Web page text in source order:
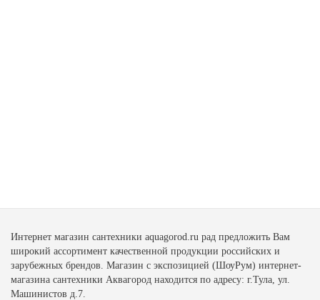
Интернет магазин сантехники aquagorod.ru рад предложить Вам
широкий ассортимент качественной продукции российских и
зарубежных брендов. Магазин с экспозицией (ШоуРум) интернет-
магазина сантехники Аквагород находится по адресу: г.Тула, ул.
Машинистов д.7.